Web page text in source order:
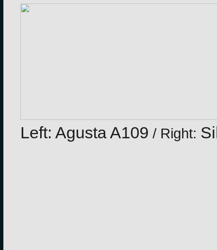
Left: Agusta A109 / Right: